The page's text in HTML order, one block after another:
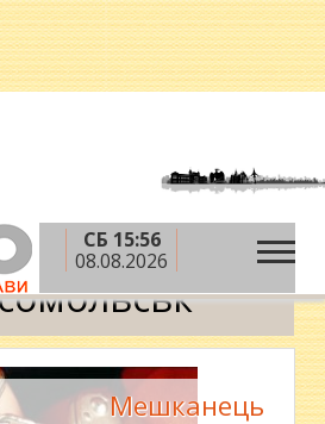
СБ 15:56
08.08.2026
Мешканець